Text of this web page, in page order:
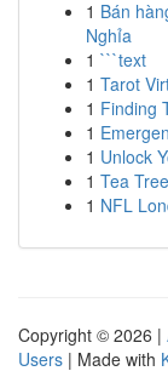
1 Bán
Nghỉa
1 ```text
1 Tarot
1 Finding
1
1 Unlock
1 Tea
1 NFL
Copyright © 2026 |
Users | Made with